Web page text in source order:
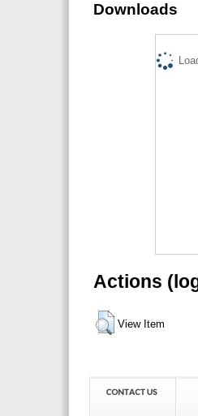
Downloads
Actions
View Item